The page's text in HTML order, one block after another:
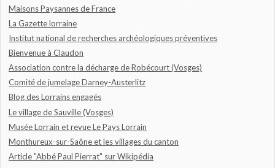
Maisons Paysannes de France
La Gazette lorraine
Institut national de recherches archéologiques préventives
Bienvenue à Claudon
Association contre la décharge de Robécourt (Vosges)
Comité de jumelage Darney-Austerlitz
Blog des Lorrains engagés
Le village de Sauville (Vosges)
Musée Lorrain et revue Le Pays Lorrain
Monthureux-sur-Saône et les villages du canton
Article "Abbé Paul Pierrat" sur Wikipédia